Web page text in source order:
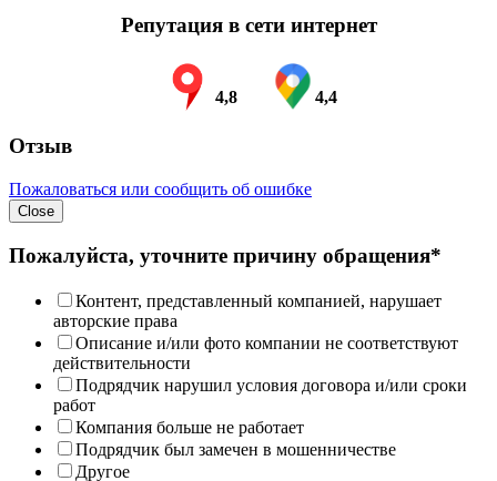
Репутация в сети интернет
4,8 4,4
Отзыв
Пожаловаться или сообщить об ошибке
Close
Пожалуйста, уточните причину обращения*
Контент, представленный компанией, нарушает
авторские права
Описание и/или фото компании не соответствуют
действительности
Подрядчик нарушил условия договора и/или сроки
работ
Компания больше не работает
Подрядчик был замечен в мошенничестве
Другое